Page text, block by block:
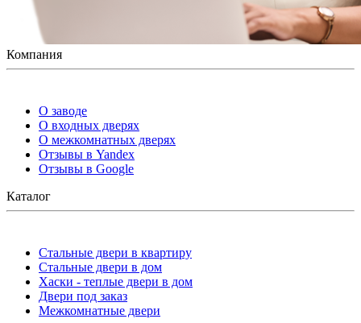
Компания
О заводе
О входных дверях
О межкомнатных дверях
Отзывы в Yandex
Отзывы в Google
Каталог
Стальные двери в квартиру
Стальные двери в дом
Хаски - теплые двери в дом
Двери под заказ
Межкомнатные двери